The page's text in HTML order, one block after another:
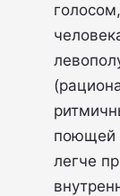
поющей
легче